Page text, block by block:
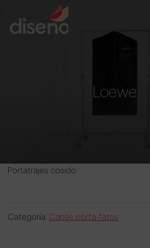
Loewe
Portatrajes cosido
Categoría: Capas porta-fatos